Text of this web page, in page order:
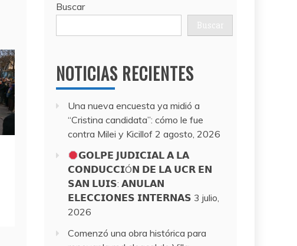
Buscar
Buscar
NOTICIAS RECIENTES
Una nueva encuesta ya midió a
“Cristina candidata”: cómo le fue
contra Milei y Kicillof 2 agosto, 2026
𝗚𝗢𝗟𝗣𝗘 𝗝𝗨𝗗𝗜𝗖𝗜𝗔𝗟 𝗔 𝗟𝗔
𝗖𝗢𝗡𝗗𝗨𝗖𝗖𝗜Ó𝗡 𝗗𝗘 𝗟𝗔 𝗨𝗖𝗥 𝗘𝗡
𝗦𝗔𝗡 𝗟𝗨𝗜𝗦: 𝗔𝗡𝗨𝗟𝗔𝗡
𝗘𝗟𝗘𝗖𝗖𝗜𝗢𝗡𝗘𝗦 𝗜𝗡𝗧𝗘𝗥𝗡𝗔𝗦 3 julio,
2026
Comenzó una obra histórica para